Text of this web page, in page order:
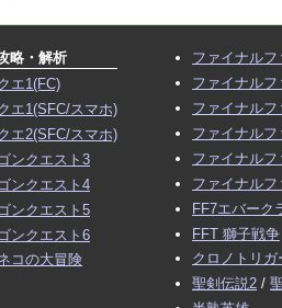
略・解析
エ1(FC)
エ1(SFC/スマホ)
エ2(SFC/スマホ)
ンクエスト3
ンクエスト4
ンクエスト5
ンクエスト6
コの大冒険
ファイナルフ
ファイナル
ファイナル
ファイナル
ファイナル
ファイナル
FF7エバーク
FFT 獅子戦争
クロノトリガ
聖剣伝説2 /